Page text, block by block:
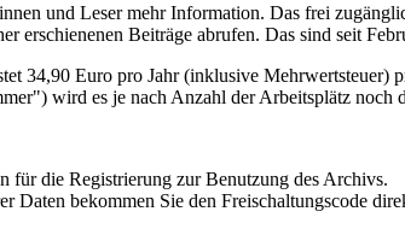
und Leser mehr Information. Das frei
erschienenen Beiträge abrufen. Das sind seit
34,90 Euro pro Jahr (inklusive
wird es je nach Anzahl der Arbeitsplätz noch
für die Registrierung zur Benutzung des Archivs.
Daten bekommen Sie den Freischaltungscode